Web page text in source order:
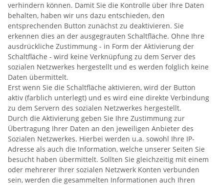
verhindern können. Damit Sie die Kontrolle über Ihre Daten
behalten, haben wir uns dazu entschieden, den
entsprechenden Button zunächst zu deaktivieren. Sie
erkennen dies an der ausgegrauten Schaltfläche. Ohne Ihre
ausdrückliche Zustimmung - in Form der Aktivierung der
Schaltfläche - wird keine Verknüpfung zu dem Server des
sozialen Netzwerkes hergestellt und es werden folglich keine
Daten übermittelt.
Erst wenn Sie die Schaltfläche aktivieren, wird der Button
aktiv (farblich unterlegt) und es wird eine direkte Verbindung
zu dem Servern des sozialen Netzwerkes hergestellt.
Durch die Aktivierung geben Sie Ihre Zustimmung zur
Übertragung Ihrer Daten an den jeweiligen Anbieter des
Sozialen Netzwerkes. Hierbei werden u.a. sowohl Ihre IP-
Adresse als auch die Information, welche unserer Seiten Sie
besucht haben übermittelt. Sollten Sie gleichzeitig mit einem
oder mehrerer Ihrer sozialen Netzwerk Konten verbunden
sein, werden die gesammelten Informationen auch Ihren